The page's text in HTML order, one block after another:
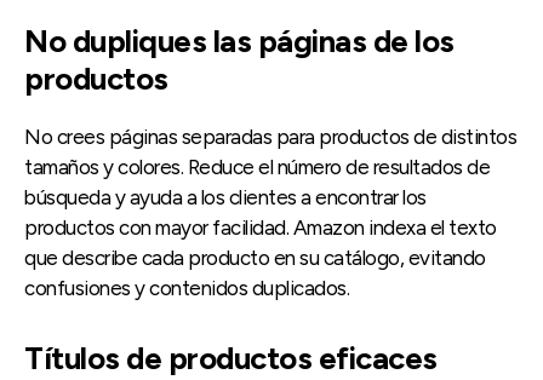
No dupliques las páginas de los
productos
No crees páginas separadas para productos de distintos
tamaños y colores. Reduce el número de resultados de
búsqueda y ayuda a los clientes a encontrar los
productos con mayor facilidad. Amazon indexa el texto
que describe cada producto en su catálogo, evitando
confusiones y contenidos duplicados.
Títulos de productos eficaces